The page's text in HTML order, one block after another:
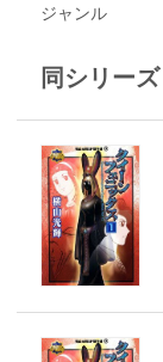
ジャンル
同シリーズ